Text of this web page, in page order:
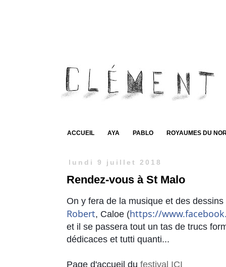
ACCUEIL AYA PABLO ROYAUMES DU
lundi 9 juillet 2018
Rendez-vous à St Malo
On y fera de la musique et des
Robert, Caloe (https://
et il se passera tout un tas de trucs
dédicaces et tutti quanti...
Page d'accueil du festival ICI